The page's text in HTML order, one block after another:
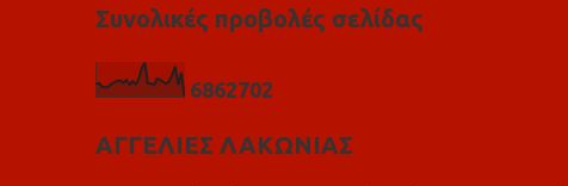
Συνολικές προβολές σελίδας
6862702
ΑΓΓΕΛΙΕΣ ΛΑΚΩΝΙΑΣ